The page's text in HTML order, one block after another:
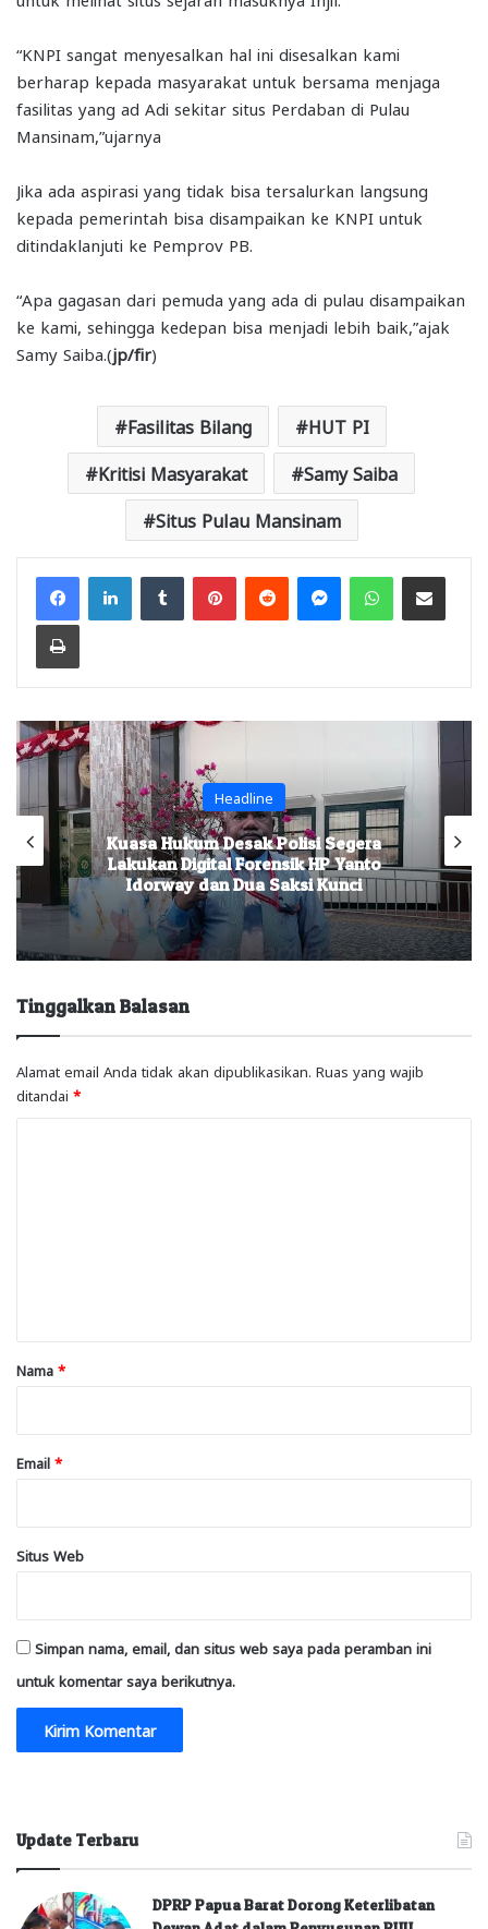
“KNPI sangat menyesalkan hal ini disesalkan kami
berharap kepada masyarakat untuk bersama menjaga
fasilitas yang ad Adi sekitar situs Perdaban di Pulau
Mansinam,”ujarnya
Jika ada aspirasi yang tidak bisa tersalurkan langsung
kepada pemerintah bisa disampaikan ke KNPI untuk
ditindaklanjuti ke Pemprov PB.
“Apa gagasan dari pemuda yang ada di pulau disampaikan
ke kami, sehingga kedepan bisa menjadi lebih baik,”ajak
Samy Saiba.(jp/fir)
Fasilitas Bilang HUT PI
Kritisi Masyarakat Samy Saiba
Situs Pulau Mansinam
FacebookLinkedInTumblr PinterestReddit MessengerWhatsAppShare via Email
Print
Headline
Kuasa Hukum Desak Polisi Segera
Lakukan Digital Forensik HP Yanto
Idorway dan Dua Saksi Kunci
Tinggalkan Balasan
Alamat email Anda tidak akan dipublikasikan. Ruas yang wajib
ditandai *
rNama *
Email *
Situs Web
Simpan nama, email, dan situs web saya pada peramban ini
untuk komentar saya berikutnya.
Update Terbaru
DPRP Papua Barat Dorong Keterlibatan